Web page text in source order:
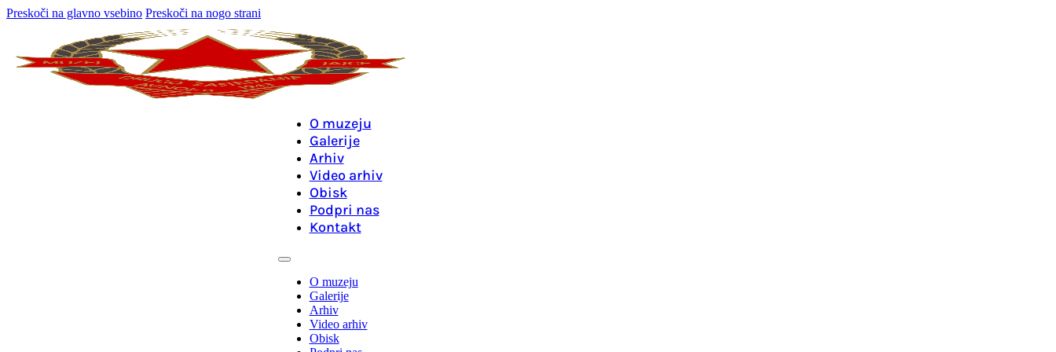
Preskoči na glavno vsebino Preskoči na nogo strani
O muzeju
Galerije
Arhiv
Video arhiv
Obisk
Podpri nas
Kontakt
O muzeju
Galerije
Arhiv
Video arhiv
Obisk